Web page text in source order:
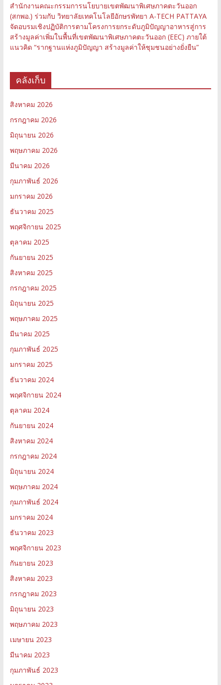
สำนักงานคณะกรรมการนโยบายเขตพัฒนาพิเศษภาคตะวันออก
(สกพอ.) ร่วมกับ วิทยาลัยเทคโนโลยีอักษรพัทยา A-TECH PATTAYA
จัดอบรมเชิงปฏิบัติการตามโครงการยกระดับภูมิปัญญาอาหารสู่การ
สร้างมูลค่าเพิ่มในพื้นที่เขตพัฒนาพิเศษภาคตะวันออก (EEC) ภายใต้
แนวคิด “รากฐานแห่งภูมิปัญญา สร้างมูลค่าให้ชุมชนอย่างยั่งยืน”
คลังเก็บ
สิงหาคม 2026
กรกฎาคม 2026
มิถุนายน 2026
พฤษภาคม 2026
มีนาคม 2026
กุมภาพันธ์ 2026
มกราคม 2026
ธันวาคม 2025
พฤศจิกายน 2025
ตุลาคม 2025
กันยายน 2025
สิงหาคม 2025
กรกฎาคม 2025
มิถุนายน 2025
พฤษภาคม 2025
มีนาคม 2025
กุมภาพันธ์ 2025
มกราคม 2025
ธันวาคม 2024
พฤศจิกายน 2024
ตุลาคม 2024
กันยายน 2024
สิงหาคม 2024
กรกฎาคม 2024
มิถุนายน 2024
พฤษภาคม 2024
กุมภาพันธ์ 2024
มกราคม 2024
ธันวาคม 2023
พฤศจิกายน 2023
กันยายน 2023
สิงหาคม 2023
กรกฎาคม 2023
มิถุนายน 2023
พฤษภาคม 2023
เมษายน 2023
มีนาคม 2023
กุมภาพันธ์ 2023